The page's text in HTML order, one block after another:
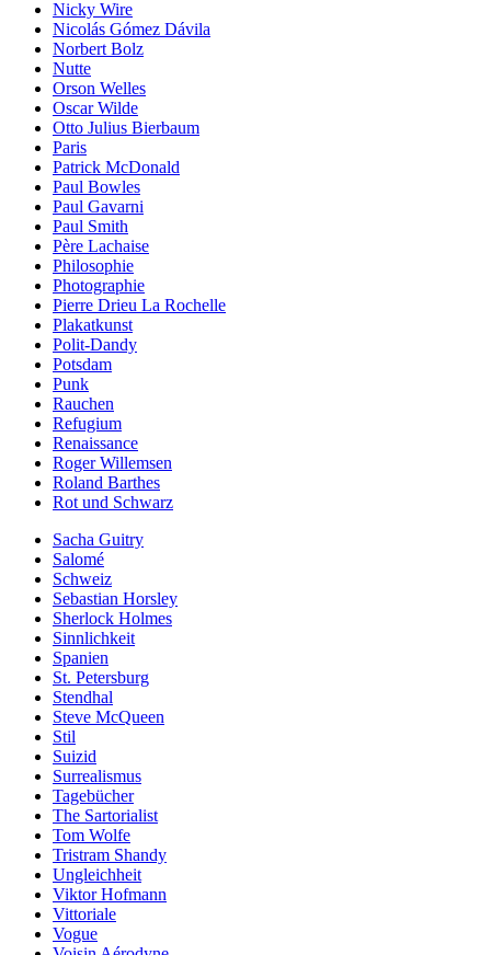
Nicky Wire
Nicolás Gómez Dávila
Norbert Bolz
Nutte
Orson Welles
Oscar Wilde
Otto Julius Bierbaum
Paris
Patrick McDonald
Paul Bowles
Paul Gavarni
Paul Smith
Père Lachaise
Philosophie
Photographie
Pierre Drieu La Rochelle
Plakatkunst
Polit-Dandy
Potsdam
Punk
Rauchen
Refugium
Renaissance
Roger Willemsen
Roland Barthes
Rot und Schwarz
Sacha Guitry
Salomé
Schweiz
Sebastian Horsley
Sherlock Holmes
Sinnlichkeit
Spanien
St. Petersburg
Stendhal
Steve McQueen
Stil
Suizid
Surrealismus
Tagebücher
The Sartorialist
Tom Wolfe
Tristram Shandy
Ungleichheit
Viktor Hofmann
Vittoriale
Vogue